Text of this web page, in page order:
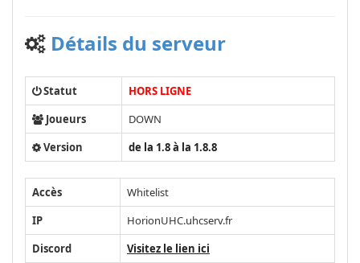
Détails du serveur
Statut
HORS LIGNE
Joueurs
DOWN
Version
de la 1.8 à la 1.8.8
Accès
Whitelist
IP
HorionUHC.uhcserv.fr
Discord
Visitez le lien ici